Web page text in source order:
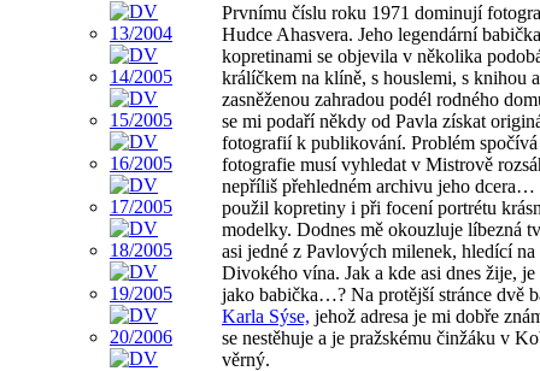
Prvnímu číslu roku 1971 dominují
Hudce Ahasvera. Jeho legendární
kopretinami se objevila v několika
králíčkem na klíně, s houslemi, s knihou
zasněženou zahradou podél rodného
se mi podaří někdy od Pavla získat
fotografií k publikování. Problém
fotografie musí vyhledat v Mistrově
nepříliš přehledném archivu jeho dcera…
použil kopretiny i při focení portrétu
modelky. Dodnes mě okouzluje líbezná
asi jedné z Pavlových milenek, hledící na
Divokého vína. Jak a kde asi dnes žije, je
jako babička…? Na protější stránce dvě
Karla Sýse, jehož adresa je mi dobře
se nestěhuje a je pražskému činžáku v
věrný.